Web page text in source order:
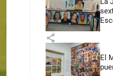
share
El